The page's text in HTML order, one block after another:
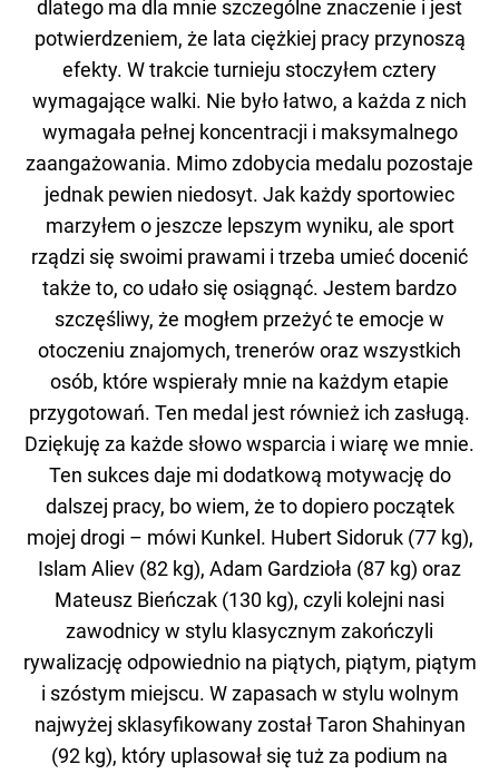
dlatego ma dla mnie szczególne znaczenie i jest
potwierdzeniem, że lata ciężkiej pracy przynoszą
efekty. W trakcie turnieju stoczyłem cztery
wymagające walki. Nie było łatwo, a każda z nich
wymagała pełnej koncentracji i maksymalnego
zaangażowania. Mimo zdobycia medalu pozostaje
jednak pewien niedosyt. Jak każdy sportowiec
marzyłem o jeszcze lepszym wyniku, ale sport
rządzi się swoimi prawami i trzeba umieć docenić
także to, co udało się osiągnąć. Jestem bardzo
szczęśliwy, że mogłem przeżyć te emocje w
otoczeniu znajomych, trenerów oraz wszystkich
osób, które wspierały mnie na każdym etapie
przygotowań. Ten medal jest również ich zasługą.
Dziękuję za każde słowo wsparcia i wiarę we mnie.
Ten sukces daje mi dodatkową motywację do
dalszej pracy, bo wiem, że to dopiero początek
mojej drogi – mówi Kunkel. Hubert Sidoruk (77 kg),
Islam Aliev (82 kg), Adam Gardzioła (87 kg) oraz
Mateusz Bieńczak (130 kg), czyli kolejni nasi
zawodnicy w stylu klasycznym zakończyli
rywalizację odpowiednio na piątych, piątym, piątym
i szóstym miejscu. W zapasach w stylu wolnym
najwyżej sklasyfikowany został Taron Shahinyan
(92 kg), który uplasował się tuż za podium na